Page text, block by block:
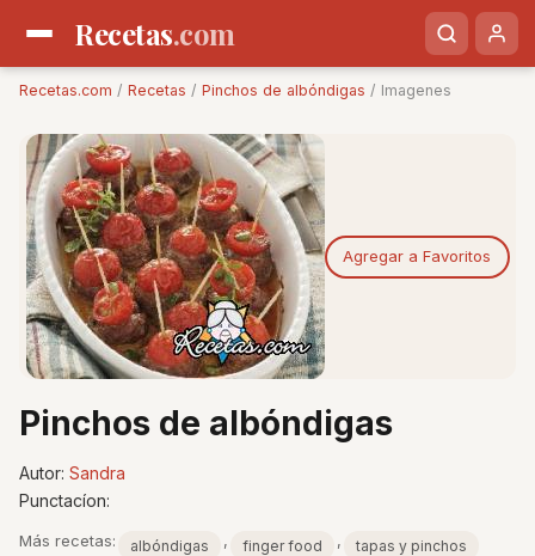
Recetas.com
Recetas.com / Recetas / Pinchos de albóndigas / Imagenes
Agregar a Favoritos
Pinchos de albóndigas
Autor: Sandra
Punctacíon:
Más recetas: albóndigas , finger food , tapas y pinchos